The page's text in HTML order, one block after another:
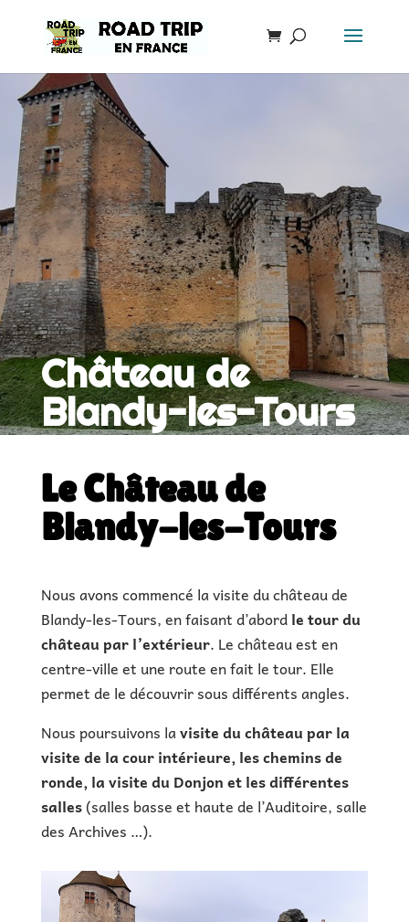
Château de
Blandy-les-Tours
Le Château de
Blandy-les-Tours
Nous avons commencé la visite du château de
Blandy-les-Tours, en faisant d’abordle tour du
château par l’extérieur. Le château est en
centre-ville et une route en fait le tour. Elle
permet de le découvrir sous différents angles.
Nous poursuivons lavisite du château par la
visite de la cour intérieure, les chemins de
ronde, la visite du Donjon et les différentes
salles(salles basse et haute de l’Auditoire, salle
des Archives …).